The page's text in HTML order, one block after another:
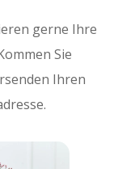
gerne Ihre
Sie
Ihren